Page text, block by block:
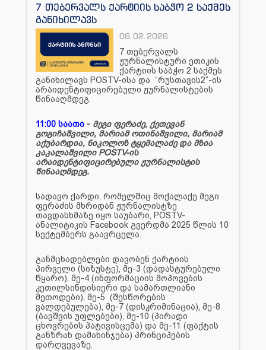
7 თებერვალს ქარტიის საბჭო 2 საქმეს
განიხილავს
06.02.2026
7 თებერვალს
ჟურნალისტური ეთიკის
ქარტიის საბჭო 2 საქმეს
განიხილავს POSTV-ისა და “რუსთავის2”-ის
არაიდენტიფიცირებული ჟურნალისტების
წინააღმდეგ.
11:00 საათი - მეგი ფერაძე, ქეთევან
გოგიჩაშვილი, მარიამ ოთინაშვილი, მარიამ
აქუბარდია, ნიკოლოზ ტყემალაძე და მზია
კაკალაშვილი POSTV-ის
არაიდენტიფიცირებული ჟურნალისტის
წინააღმდეგ.
სადავო ქარდი, რომელშიც მოქალაქე მეგი
ფერაძის მხრიდან ჟურნალისტზე
თავდასხმაზე იყო საუბარი, POSTV-
ანალიტიკის Facebook გვერდმა 2025 წლის 10
სექტემბერს გაავრცელა.
განმცხადებლები დავობენ ქარტიის
პირველი (სიზუსტე), მე-3 (დადასტურებული
წყარო), მე-4 (ინფორმაციის მოპოვების
კეთილსინდისიერი და სამართლიანი
მეთოდები), მე-5 (შესწორების
ვალდებულება), მე-7 (დისკრიმინაცია), მე-8
(ბავშვის უფლებები), მე-10 (პირადი
ცხოვრების პატივისცემა) და მე-11 (ფაქტის
განზრახ დამახინჯება) პრინციპების
დარღვევაზე.